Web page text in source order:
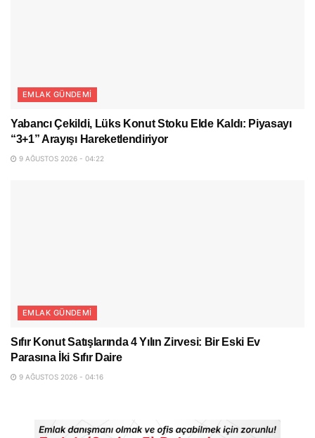
EMLAK GÜNDEMI
Yabancı Çekildi, Lüks Konut Stoku Elde Kaldı: Piyasayı
“3+1” Arayışı Hareketlendiriyor
9 AĞUSTOS 2026 - 04:22
EMLAK GÜNDEMI
Sıfır Konut Satışlarında 4 Yılın Zirvesi: Bir Eski Ev
Parasına İki Sıfır Daire
9 AĞUSTOS 2026 - 04:16